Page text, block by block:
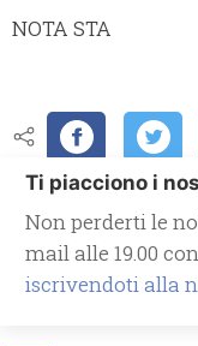
NOTA STA
Ti piacciono i
Non perderti le
mail alle 19.00
iscrivendoti alla